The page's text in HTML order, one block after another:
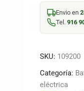
2
PZ
cantidad
Envio en
Tel. 916
SKU: 109200
Categoría:
eléctrica